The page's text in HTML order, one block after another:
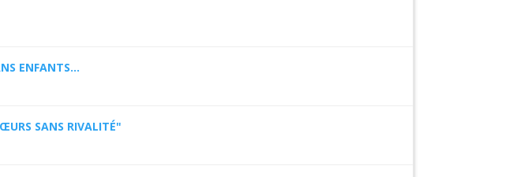
ENFANTS...
SANS RIVALITÉ"